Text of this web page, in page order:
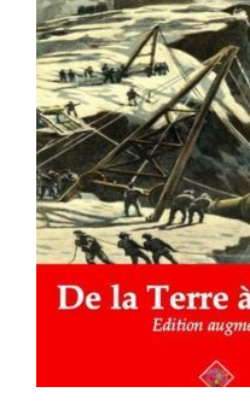
AJOUTER AU PANIER